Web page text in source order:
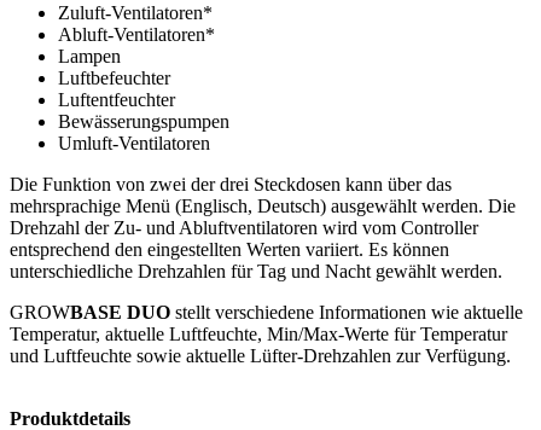
Zuluft-Ventilatoren*
Abluft-Ventilatoren*
Lampen
Luftbefeuchter
Luftentfeuchter
Bewässerungspumpen
Umluft-Ventilatoren
Die Funktion von zwei der drei Steckdosen kann über das
mehrsprachige Menü (Englisch, Deutsch) ausgewählt werden. Die
Drehzahl der Zu- und Abluftventilatoren wird vom Controller
entsprechend den eingestellten Werten variiert. Es können
unterschiedliche Drehzahlen für Tag und Nacht gewählt werden.
GROWBASE DUO stellt verschiedene Informationen wie aktuelle
Temperatur, aktuelle Luftfeuchte, Min/Max-Werte für Temperatur
und Luftfeuchte sowie aktuelle Lüfter-Drehzahlen zur Verfügung.
Produktdetails